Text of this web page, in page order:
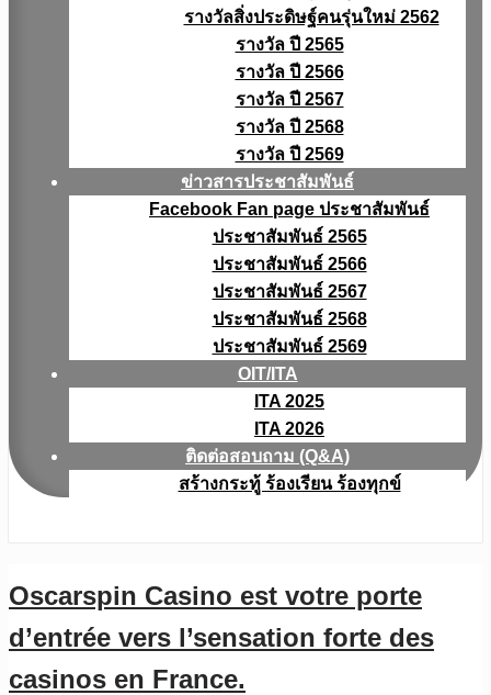
รางวัลสิ่งประดิษฐ์คนรุ่นใหม่ 2562
รางวัล ปี 2565
รางวัล ปี 2566
รางวัล ปี 2567
รางวัล ปี 2568
รางวัล ปี 2569
ข่าวสารประชาสัมพันธ์
Facebook Fan page ประชาสัมพันธ์
ประชาสัมพันธ์ 2565
ประชาสัมพันธ์ 2566
ประชาสัมพันธ์ 2567
ประชาสัมพันธ์ 2568
ประชาสัมพันธ์ 2569
OIT/ITA
ITA 2025
ITA 2026
ติดต่อสอบถาม (Q&A)
สร้างกระทู้ ร้องเรียน ร้องทุกข์
Oscarspin Casino est votre porte
d’entrée vers l’sensation forte des
casinos en France.